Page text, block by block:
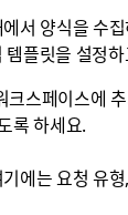
서 양식을 수
플릿을 설정
크스페이스에
록 하세요.
는 요청 유